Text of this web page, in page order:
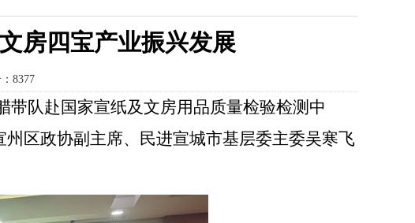
房四宝产业振兴发展
8377
带队赴国家宣纸及文房用品质量检验检测中
区政协副主席、民进宣城市基层委主委吴寒飞